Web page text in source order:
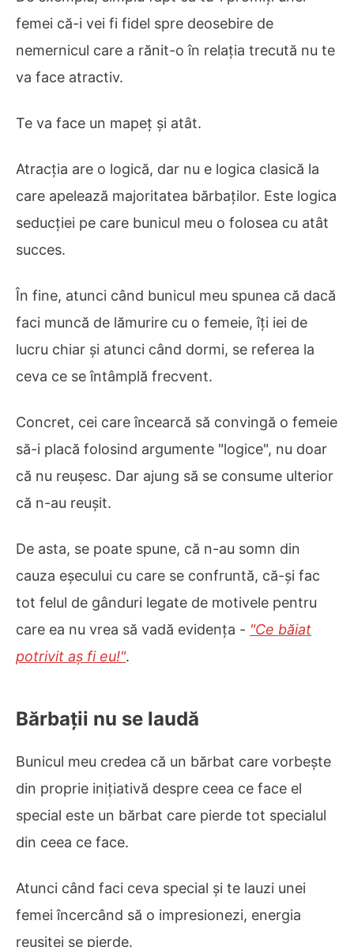
femei că-i vei fi fidel spre deosebire de
nemernicul care a rănit-o în relația trecută nu te
va face atractiv.
Te va face un mapeț și atât.
Atracția are o logică, dar nu e logica clasică la
care apelează majoritatea bărbaților. Este logica
seducției pe care bunicul meu o folosea cu atât
succes.
În fine, atunci când bunicul meu spunea că dacă
faci muncă de lămurire cu o femeie, îți iei de
lucru chiar și atunci când dormi, se referea la
ceva ce se întâmplă frecvent.
Concret, cei care încearcă să convingă o femeie
să-i placă folosind argumente "logice", nu doar
că nu reușesc. Dar ajung să se consume ulterior
că n-au reușit.
De asta, se poate spune, că n-au somn din
cauza eșecului cu care se confruntă, că-și fac
tot felul de gânduri legate de motivele pentru
care ea nu vrea să vadă evidența - "Ce băiat
potrivit aș fi eu!".
Bărbații nu se laudă
Bunicul meu credea că un bărbat care vorbește
din proprie inițiativă despre ceea ce face el
special este un bărbat care pierde tot specialul
din ceea ce face.
Atunci când faci ceva special și te lauzi unei
femei încercând să o impresionezi, energia
reușitei se pierde.